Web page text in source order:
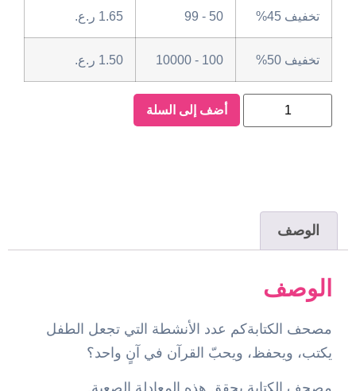
تخفيف 45% 50 - 99
1.65 ر.ع.
تخفيف 50% 100 - 10000
1.50 ر.ع.
أضف إلى السلة
الوصف
الوصف
مصحف الكتابةكم عدد الأنشطة التي تجعل الطفل
يكتب، ويحفظ، ويحبّ القرآن في آنٍ واحد؟
مصحف الكتابة يحقق هذه المعادلة الصعبة.